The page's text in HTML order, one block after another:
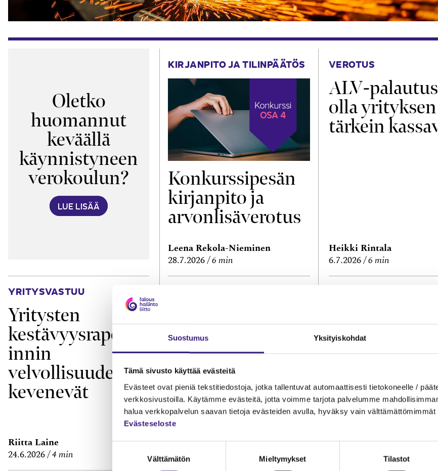
Suostumus Yksityiskohdat
Tämä sivusto käyttää evästeitä
Evästeet ovat pieniä tekstitiedostoja, jotka tallentuvat automaattisesti tietokoneelle /
verkkosivustoilla. Käytämme evästeitä, jotta voimme tarjota palvelumme
halua verkkopalvelun saavan tietoja evästeiden avulla, hyväksy vain välttämättömimmät
Evästeseloste
Välttämätön Mieltymykset Tilastot
Oletko
huomannut
keväällä
käynnistyneen
verokoulun?
LUE LISÄÄ
KIRJANPITO JA TILINPÄÄTÖS
Konkurssipesän
kirjanpito ja
arvonlisäverotus
Leena Rekola-Nieminen
28.7.2026 6 min
VEROTUS
ALV-
olla yrityksen
tärkein
Heikki Rintala
6.7.2026 6 min
YRITYSVASTUU
Yritysten
kestävyysraporto
innin
velvollisuudet
kevenevät
Riitta Laine
24.6.2026 4 min
verkkolasku?
Janne Fredman
29.6.2026
en
selle
Mira Merikanto
1 min